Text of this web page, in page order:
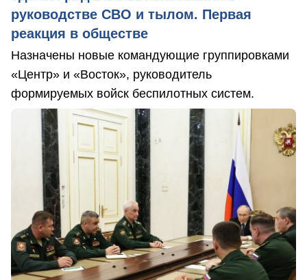
руководстве СВО и тылом. Первая
реакция в обществе
Назначены новые командующие группировками
«Центр» и «Восток», руководитель
формируемых войск беспилотных систем.